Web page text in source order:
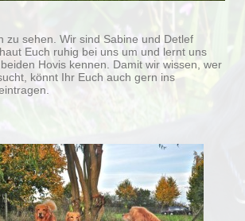
zu sehen. Wir sind Sabine und Detlef
Euch ruhig bei uns um und lernt uns
Hovis kennen. Damit wir wissen, wer
könnt Ihr Euch auch gern ins